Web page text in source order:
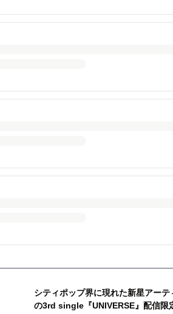
シティポップ界に現れた新星アーテ
の3rd single『UNIVERSE』配信限